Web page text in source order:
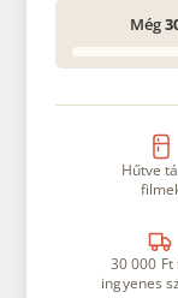
Még
Hűtve
30 000 Ft
ingyenes